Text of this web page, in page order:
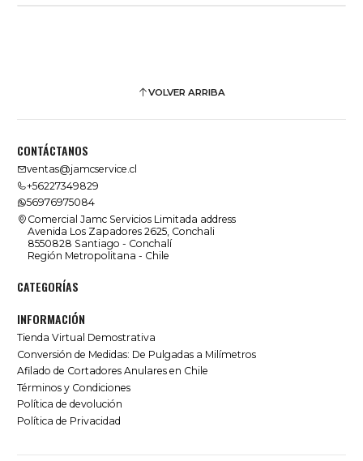
VOLVER ARRIBA
CONTÁCTANOS
ventas@jamcservice.cl
+56227349829
56976975084
Comercial Jamc Servicios Limitada address
Avenida Los Zapadores 2625, Conchali
8550828 Santiago - Conchalí
Región Metropolitana - Chile
CATEGORÍAS
INFORMACIÓN
Tienda Virtual Demostrativa
Conversión de Medidas: De Pulgadas a Milímetros
Afilado de Cortadores Anulares en Chile
Términos y Condiciones
Política de devolución
Política de Privacidad